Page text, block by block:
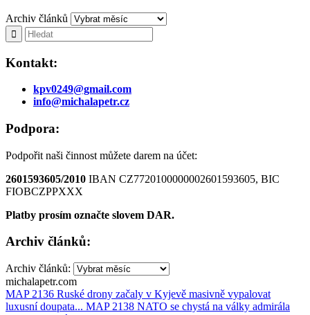
Archiv článků
Kontakt:
kpv0249@gmail.com
info@michalapetr.cz
Podpora:
Podpořit naši činnost můžete darem na účet:
2601593605/2010 IBAN CZ7720100000002601593605, BIC
FIOBCZPPXXX
Platby prosím označte slovem DAR.
Archiv článků:
Archiv článků:
michalapetr.com
MAP 2136 Ruské drony začaly v Kyjevě masivně vypalovat
luxusní doupata... MAP 2138 NATO se chystá na války admirála